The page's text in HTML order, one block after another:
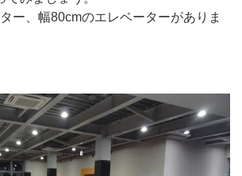
ー、幅80cmのエレベーターがありま